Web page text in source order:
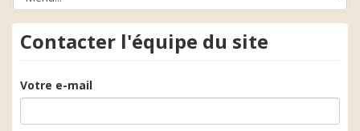
Contacter l'équipe du site
Votre e-mail